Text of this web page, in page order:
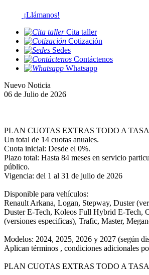
¡Llámanos!
Cita taller
Cotización
Sedes
Contáctenos
Whatsapp
Nuevo Noticia
06 de Julio de 2026
PLAN CUOTAS EXTRAS TODO A TASA
Un total de 14 cuotas anuales.
Cuota inicial: Desde el 0%.
Plazo total: Hasta 84 meses en servicio
público.
Vigencia: del 1 al 31 de julio de 2026
Disponible para vehículos:
Renault Arkana, Logan, Stepway, Duster
Duster E-Tech, Koleos Full Hybrid E-Tech,
(versiones especificas), Trafic, Master,
Modelos: 2024, 2025, 2026 y 2027 (según
Aplican términos , condiciones adicionales
PLAN CUOTAS EXTRAS TODO A TASA